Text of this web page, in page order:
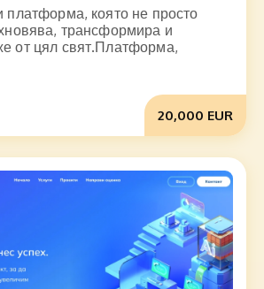
платформа, която не просто
трансформира и
от цял свят.Платформа,
20,000 EUR